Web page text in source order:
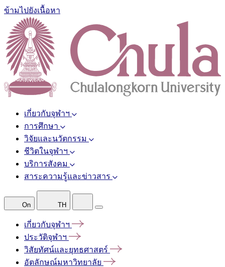
ข้ามไปยังเนื้อหา
เกี่ยวกับจุฬาฯ
การศึกษา
วิจัยและนวัตกรรม
ชีวิตในจุฬาฯ
บริการสังคม
สาระความรู้และข่าวสาร
On TH
เกี่ยวกับจุฬาฯ
ประวัติจุฬาฯ
วิสัยทัศน์และยุทธศาสตร์
อัตลักษณ์มหาวิทยาลัย